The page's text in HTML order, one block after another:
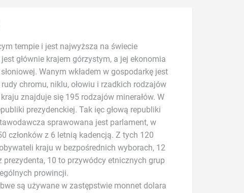
tempie i jest najwyższa na świecie
głównie krajem górzystym, a jej ekonomia
Wanym wkładem w gospodarkę jest
chromu, niklu, ołowiu i rzadkich rodzajów
prowincji.
są używane w zastępstwie monnet dolara